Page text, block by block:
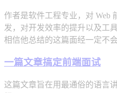
作者是软件工程专业，对 Web
发，对开发效率的提升以及工
相信他总结的这篇面经一定不
一篇文章搞定前端面试
这篇文章旨在用最通俗的语言